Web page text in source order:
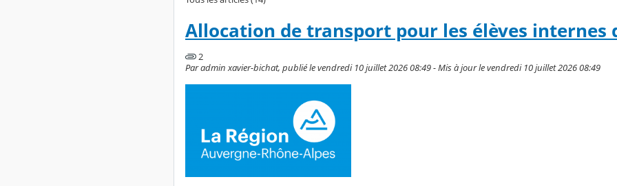
Allocation de transport pour les élèves internes
2
Par admin xavier-bichat, publié le vendredi 10 juillet 2026 08:49 - Mis à jour le vendredi 10 juillet 2026 08:49